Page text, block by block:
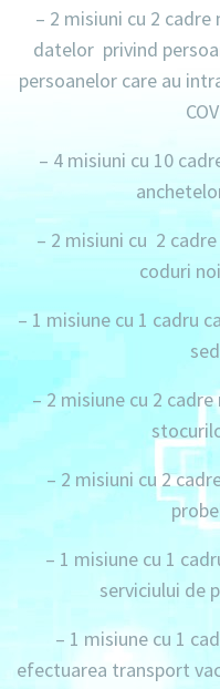
– 2 misiuni cu 2 cadre
datelor privind
persoanelor care au
– 4 misiuni cu 10
– 2 misiuni cu 2
coduri
– 1 misiune cu 1 cadru
–2 misiune cu 2
– 2 misiuni cu 2
– 1 misiune cu 1
serviciului de
– 1 misiune cu 1
efectuarea transport